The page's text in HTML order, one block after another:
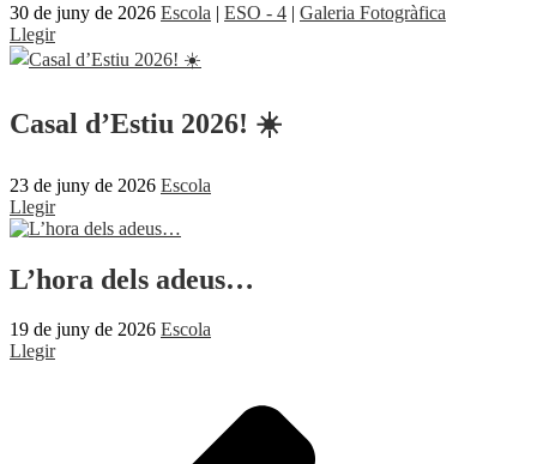
30 de juny de 2026 Escola | ESO - 4 | Galeria Fotogràfica
Llegir
Casal d’Estiu 2026! ☀️
23 de juny de 2026 Escola
Llegir
L’hora dels adeus…
19 de juny de 2026 Escola
Llegir